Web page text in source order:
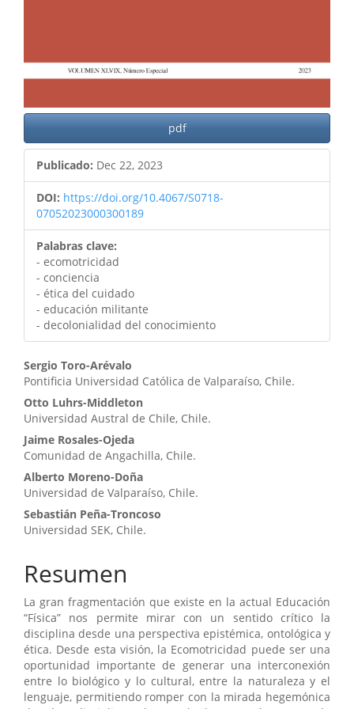
pdf
Publicado: Dec 22, 2023
DOI: https://doi.org/10.4067/S0718-
07052023000300189
Palabras clave:
- ecomotricidad
- conciencia
- ética del cuidado
- educación militante
- decolonialidad del conocimiento
Contenido
principal
del
artículo
Sergio Toro-Arévalo
Pontificia Universidad Católica de Valparaíso, Chile.
Otto Luhrs-Middleton
Universidad Austral de Chile, Chile.
Jaime Rosales-Ojeda
Comunidad de Angachilla, Chile.
Alberto Moreno-Doña
Universidad de Valparaíso, Chile.
Sebastián Peña-Troncoso
Universidad SEK, Chile.
Resumen
La gran fragmentación que existe en la actual Educación
“Física” nos permite mirar con un sentido crítico la
disciplina desde una perspectiva epistémica, ontológica y
ética. Desde esta visión, la Ecomotricidad puede ser una
oportunidad importante de generar una interconexión
entre lo biológico y lo cultural, entre la naturaleza y el
lenguaje, permitiendo romper con la mirada hegemónica